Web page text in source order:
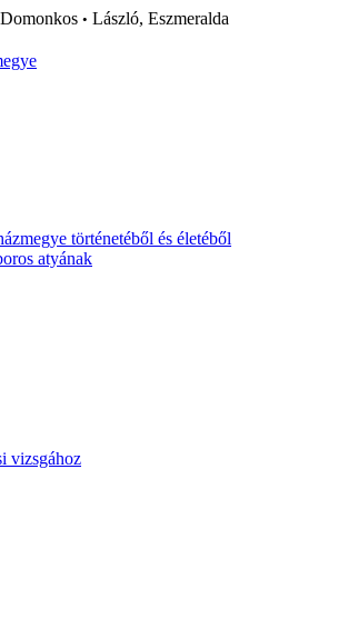
• László, Eszmeralda
történetéből és életéből
atyának
vizsgához